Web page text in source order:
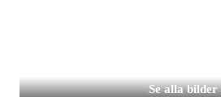
Se alla bilder